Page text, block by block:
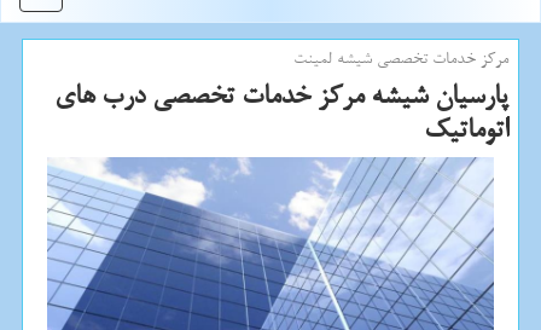
مركز خدمات تخصصی شیشه لمینت
پارسیان شیشه مركز خدمات تخصصی درب های
اتوماتیك